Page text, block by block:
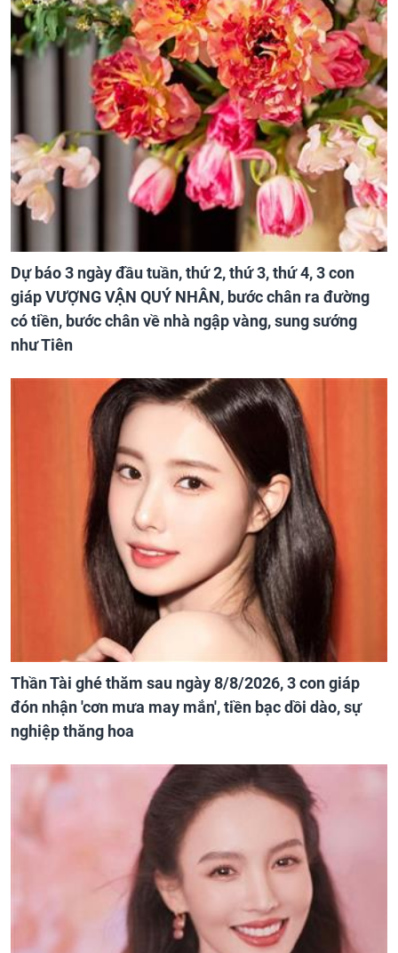
Dự báo 3 ngày đầu tuần, thứ 2, thứ 3, thứ 4, 3 con
giáp VƯỢNG VẬN QUÝ NHÂN, bước chân ra đường
có tiền, bước chân về nhà ngập vàng, sung sướng
như Tiên
Thần Tài ghé thăm sau ngày 8/8/2026, 3 con giáp
đón nhận 'cơn mưa may mắn', tiền bạc dồi dào, sự
nghiệp thăng hoa